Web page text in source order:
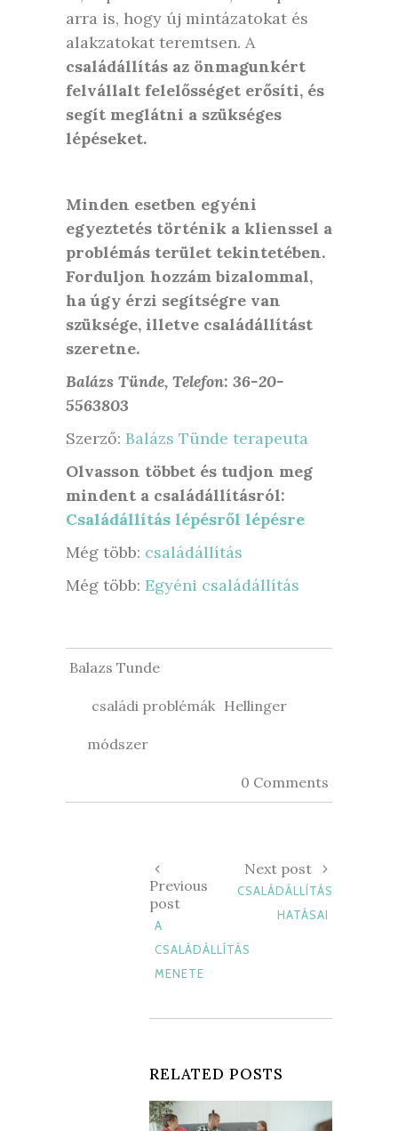
arra is, hogy új mintázatokat és
alakzatokat teremtsen. A
családállítás az önmagunkért
felvállalt felelősséget erősíti, és
segít meglátni a szükséges
lépéseket.
Minden esetben egyéni
egyeztetés történik a klienssel a
problémás terület tekintetében.
Forduljon hozzám bizalommal,
ha úgy érzi segítségre van
szüksége, illetve családállítást
szeretne.
Balázs Tünde, Telefon: 36-20-
5563803
Szerző: Balázs Tünde terapeuta
Olvasson többet és tudjon meg
mindent a családállításról:
Családállítás lépésről lépésre
Még több: családállítás
Még több: Egyéni családállítás
Balazs Tunde
családi problémák Hellinger
módszer
0 Comments
Previous
post
A
CSALÁDÁLLÍTÁS
MENETE
Next post
CSALÁDÁLLÍTÁS
HATÁSAI
RELATED POSTS